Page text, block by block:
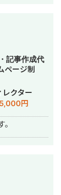
Notion・
させ、様々
増えてき
応可能で
て頂きま
。
ールス等6
4の4階層
F-4）レベ
AI効率化区
紐付けた独
ンタープ
データド
NEC・
業でのセー
績を保有す
イスター
、2025年
する。現
員（AIコ
を兼務し
記事作成代
ページ制
クター
円